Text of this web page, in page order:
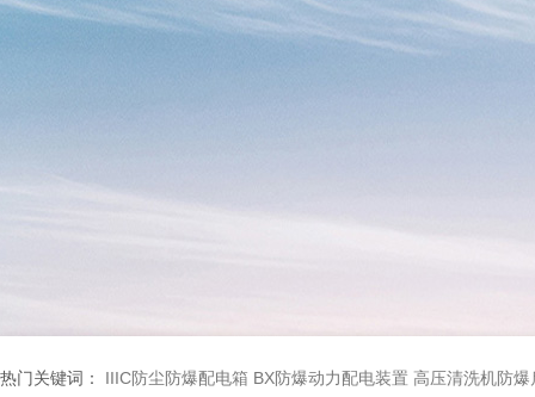
热门关键词： IIIC防尘防爆配电箱 BX防爆动力配电装置 高压清洗机防爆